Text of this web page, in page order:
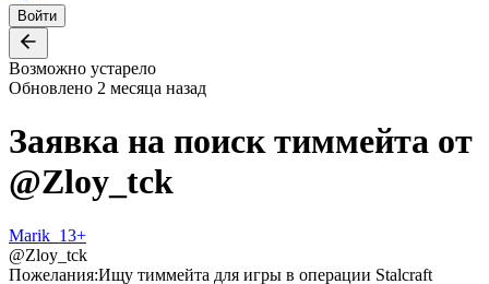
Войти
Возможно устарело
Обновлено 2 месяца назад
Заявка на поиск тиммейта от
@Zloy_tck
Marik_13+
@Zloy_tck
Пожелания:Ищу тиммейта для игры в операции Stalcraft